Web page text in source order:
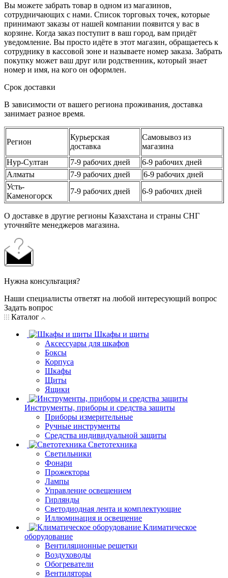
Вы можете забрать товар в одном из магазинов,
сотрудничающих с нами. Список торговых точек, которые
принимают заказы от нашей компании появится у вас в
корзине. Когда заказ поступит в ваш город, вам придёт
уведомление. Вы просто идёте в этот магазин, обращаетесь к
сотруднику в кассовой зоне и называете номер заказа. Забрать
покупку может ваш друг или родственник, который знает
номер и имя, на кого он оформлен.
Срок доставки
В зависимости от вашего региона проживания, доставка
занимает разное время.
Регион
Курьерская
доставка
Самовывоз из
магазина
Нур-Султан
7-9 рабочих дней
6-9 рабочих дней
Алматы
7-9 рабочих дней
6-9 рабочих дней
Усть-
Каменогорск
7-9 рабочих дней 6-9 рабочих дней
О доставке в другие регионы Казахстана и страны СНГ
уточняйте менеджеров магазина.
Нужна консультация?
Наши специалисты ответят на любой интересующий вопрос
Задать вопрос
Каталог
Шкафы и щиты
Аксессуары для шкафов
Боксы
Корпуса
Шкафы
Щиты
Ящики
Инструменты, приборы и средства защиты
Приборы измерительные
Ручные инструменты
Средства индивидуальной защиты
Светотехника
Светильники
Фонари
Прожекторы
Лампы
Управление освещением
Гирлянды
Светодиодная лента и комплектующие
Иллюминация и освещение
Климатическое
оборудование
Вентиляционные решетки
Воздуховоды
Обогреватели
Вентиляторы